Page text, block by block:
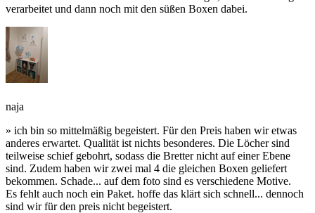
verarbeitet und dann noch mit den süßen Boxen dabei.
naja
» ich bin so mittelmäßig begeistert. Für den Preis haben wir etwas
anderes erwartet. Qualität ist nichts besonderes. Die Löcher sind
teilweise schief gebohrt, sodass die Bretter nicht auf einer Ebene
sind. Zudem haben wir zwei mal 4 die gleichen Boxen geliefert
bekommen. Schade... auf dem foto sind es verschiedene Motive.
Es fehlt auch noch ein Paket. hoffe das klärt sich schnell... dennoch
sind wir für den preis nicht begeistert.